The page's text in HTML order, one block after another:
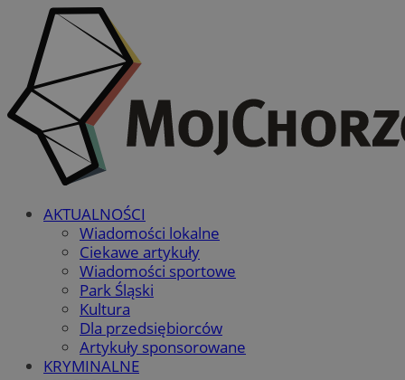
AKTUALNOŚCI
Wiadomości lokalne
Ciekawe artykuły
Wiadomości sportowe
Park Śląski
Kultura
Dla przedsiębiorców
Artykuły sponsorowane
KRYMINALNE